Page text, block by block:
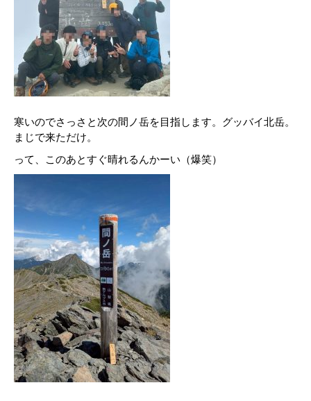
寒いのでさっさと次の間ノ岳を目指します。グッバイ北岳。
まじで来ただけ。
って、このあとすぐ晴れるんかーい（爆笑）